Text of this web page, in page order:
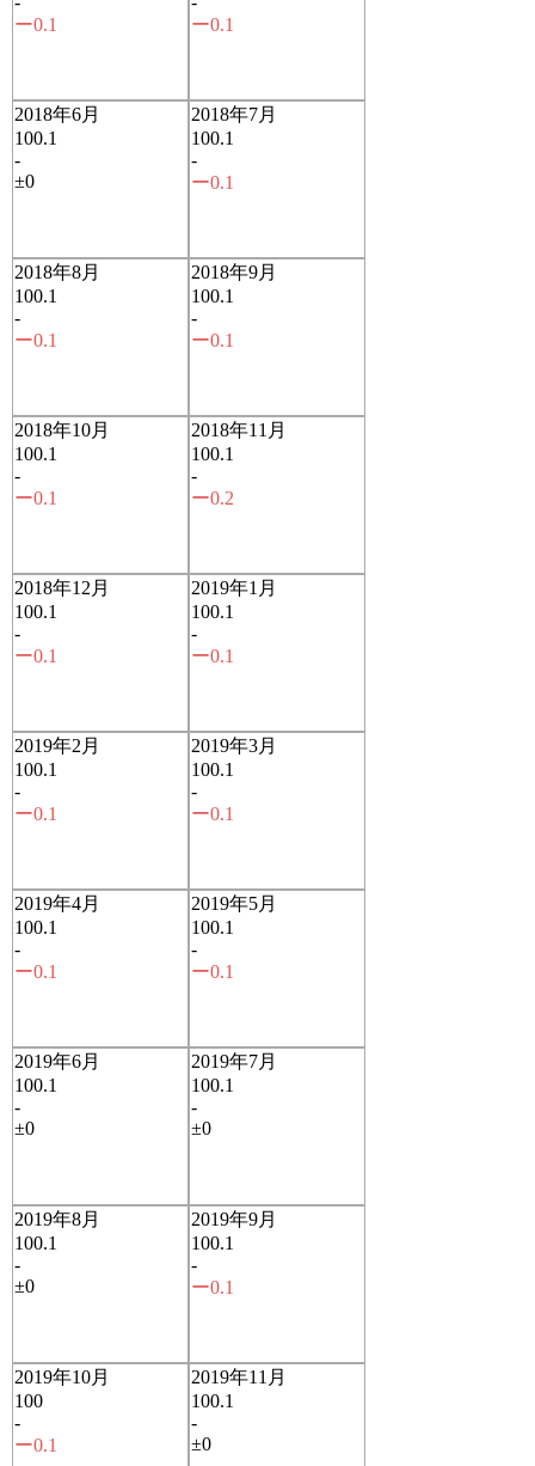
ー0.1
ー0.1
2018年6月
100.1
-
±0
2018年7月
100.1
-
ー0.1
2018年8月
100.1
-
ー0.1
2018年9月
100.1
-
ー0.1
2018年10月
100.1
-
ー0.1
2018年11月
100.1
-
ー0.2
2018年12月
100.1
-
ー0.1
2019年1月
100.1
-
ー0.1
2019年2月
100.1
-
ー0.1
2019年3月
100.1
-
ー0.1
2019年4月
100.1
-
ー0.1
2019年5月
100.1
-
ー0.1
2019年6月
100.1
-
±0
2019年7月
100.1
-
±0
2019年8月
100.1
-
±0
2019年9月
100.1
-
ー0.1
2019年10月
100
-
ー0.1
2019年11月
100.1
-
±0